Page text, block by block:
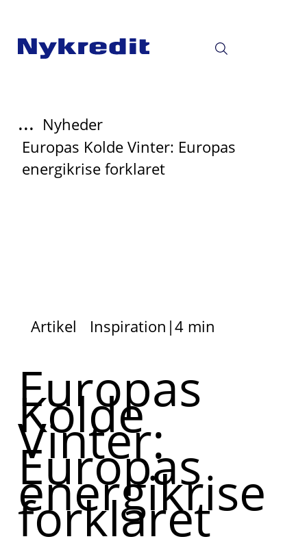
... Nyheder
Europas Kolde Vinter: Europas
energikrise forklaret
Artikel Inspiration |4 min
Europas
Kolde
Vinter:
Europas
energikrise
forklaret